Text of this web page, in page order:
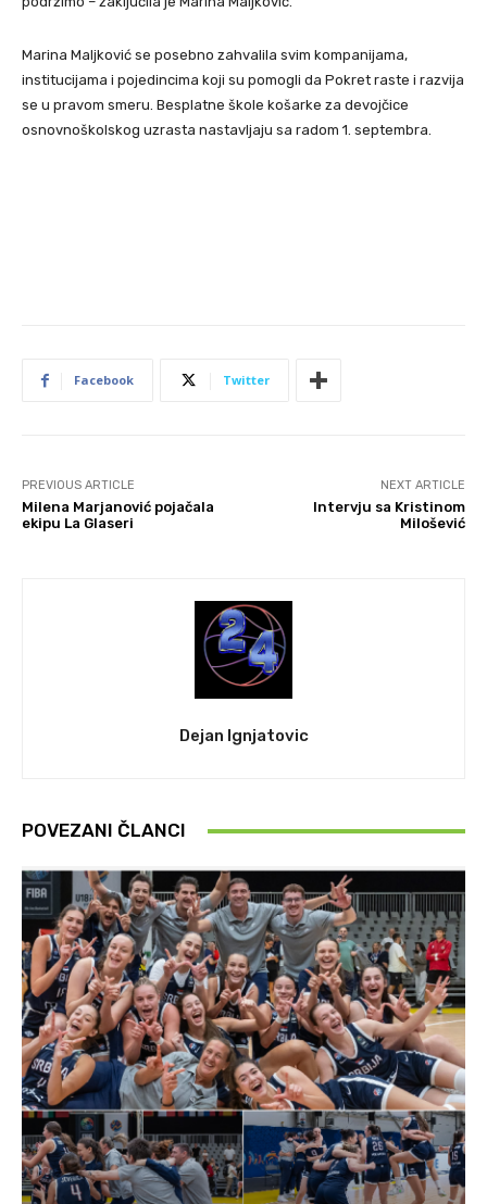
Marina Maljković se posebno zahvalila svim kompanijama,
institucijama i pojedincima koji su pomogli da Pokret raste i razvija
se u pravom smeru. Besplatne škole košarke za devojčice
osnovnoškolskog uzrasta nastavljaju sa radom 1. septembra.
Facebook Twitter
PREVIOUS ARTICLE
Milena Marjanović pojačala
ekipu La Glaseri
NEXT ARTICLE
Intervju sa Kristinom
Milošević
Dejan Ignjatovic
POVEZANI ČLANCI